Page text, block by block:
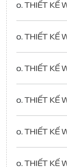
o. THIẾT KẾ
o. THIẾT KẾ
o. THIẾT KẾ
o. THIẾT KẾ
o. THIẾT KẾ
o. THIẾT KẾ